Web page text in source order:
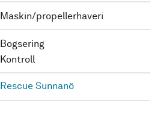
Maskin/propellerhaveri
Bogsering
Kontroll
Rescue Sunnanö